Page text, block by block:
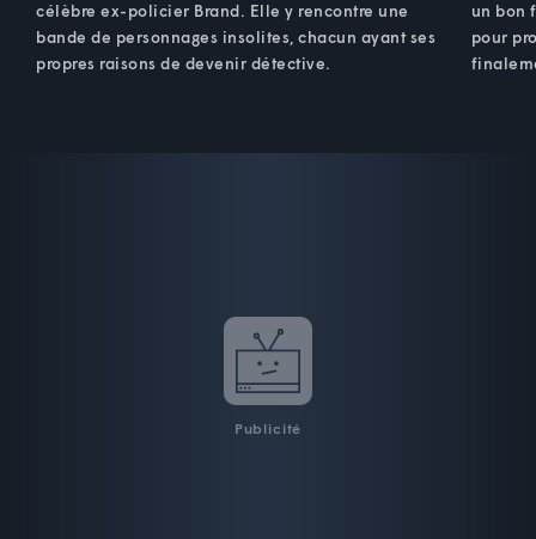
célèbre ex-policier Brand. Elle y rencontre une
bande de personnages insolites, chacun ayant ses
propres raisons de devenir détective.
un bon
pour
Publicité